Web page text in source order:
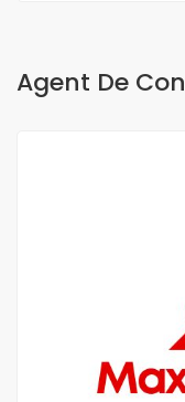
Agent De